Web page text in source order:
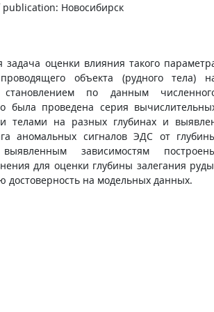
Новосибирск
задача оценки влияния такого
объекта (рудного тела)
становлением по данным
была проведена серия
телами на разных глубинах и
аномальных сигналов ЭДС от
зависимостям
для оценки глубины залегания
достоверность на модельных данных.